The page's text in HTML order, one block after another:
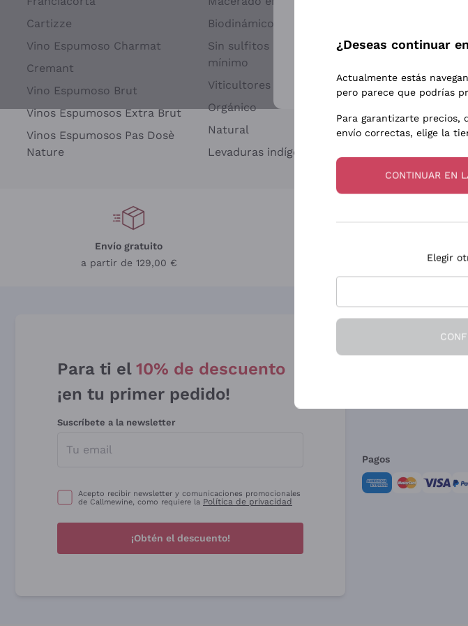
Cartizze
Vino Espumoso Charmat
Cremant
Vino Espumoso Brut
Vinos Espumosos Extra Brut
Vinos Espumosos Pas Dosè
Nature
Biodinámico
Sin sulfitos añadidos o
mínimo
Viticultores Independientes
Orgánico
Natural
Levaduras indígenas
Biondi Santi
Argiolas
Zenato
Ca' dei Frati
Envío gratuito
a partir de 129,00 €
Para ti el 10% de descuento
¡en tu primer pedido!
Suscríbete a la newsletter
Acepto recibir newsletter y comunicaciones promocionales
de Callmewine, como requiere la Política de privacidad
¡Obtén el descuento!
Pagos
Para más información, lee nuestra
¿Deseas continuar
Actualmente estás
pero parece que podrías
Para garantizarte precios,
envío correctas, elige la
CONTINUAR EN
Elegir